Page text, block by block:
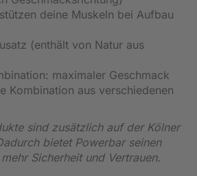
deine Muskeln bei Aufbau
(enthält von Natur aus
maximaler Geschmack
Kombination aus verschiedenen
sind zusätzlich auf der Kölner
bietet Powerbar seinen
Sicherheit und Vertrauen.